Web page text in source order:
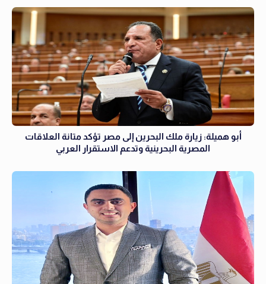
أبو هميلة: زيارة ملك البحرين إلى مصر تؤكد متانة العلاقات
المصرية البحرينية وتدعم الاستقرار العربي